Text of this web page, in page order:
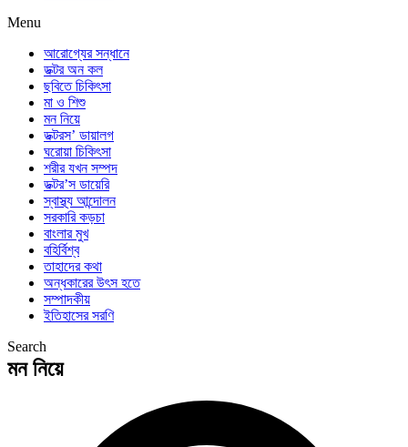
Menu
আরোগ্যের সন্ধানে
ডক্টর অন কল
ছবিতে চিকিৎসা
মা ও শিশু
মন নিয়ে
ডক্টরস’ ডায়ালগ
ঘরোয়া চিকিৎসা
শরীর যখন সম্পদ
ডক্টর’স ডায়েরি
স্বাস্থ্য আন্দোলন
সরকারি কড়চা
বাংলার মুখ
বহির্বিশ্ব
তাহাদের কথা
অন্ধকারের উৎস হতে
সম্পাদকীয়
ইতিহাসের সরণি
Search
মন নিয়ে